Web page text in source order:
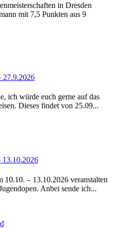
in Dresden
mit 7,5 Punkten aus 9
27.9.2026
ich würde euch gerne auf das
Dieses findet von 25.09...
13.10.2026
10.10. – 13.10.2026 veranstalten
Anbei sende ich...